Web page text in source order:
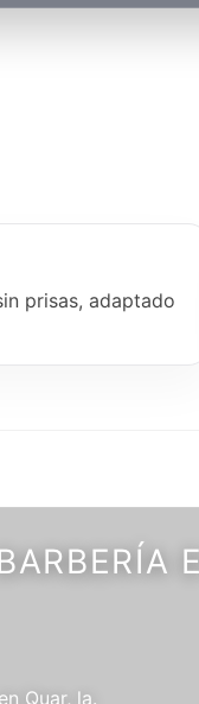
prisas, adaptado
Quar, la.